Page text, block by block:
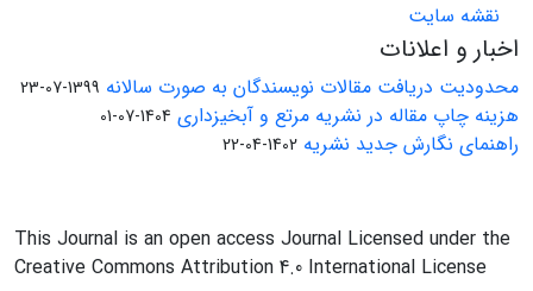
نقشه سایت
اخبار و اعلانات
محدودیت دریافت مقالات نویسندگان به صورت سالانه 1399-07-23
هزینه چاپ مقاله در نشریه مرتع و آبخیزداری 1404-07-01
راهنمای نگارش جدید نشریه 1402-04-22
This Journal is an open access Journal Licensed under the
Creative Commons Attribution 4.0 International License